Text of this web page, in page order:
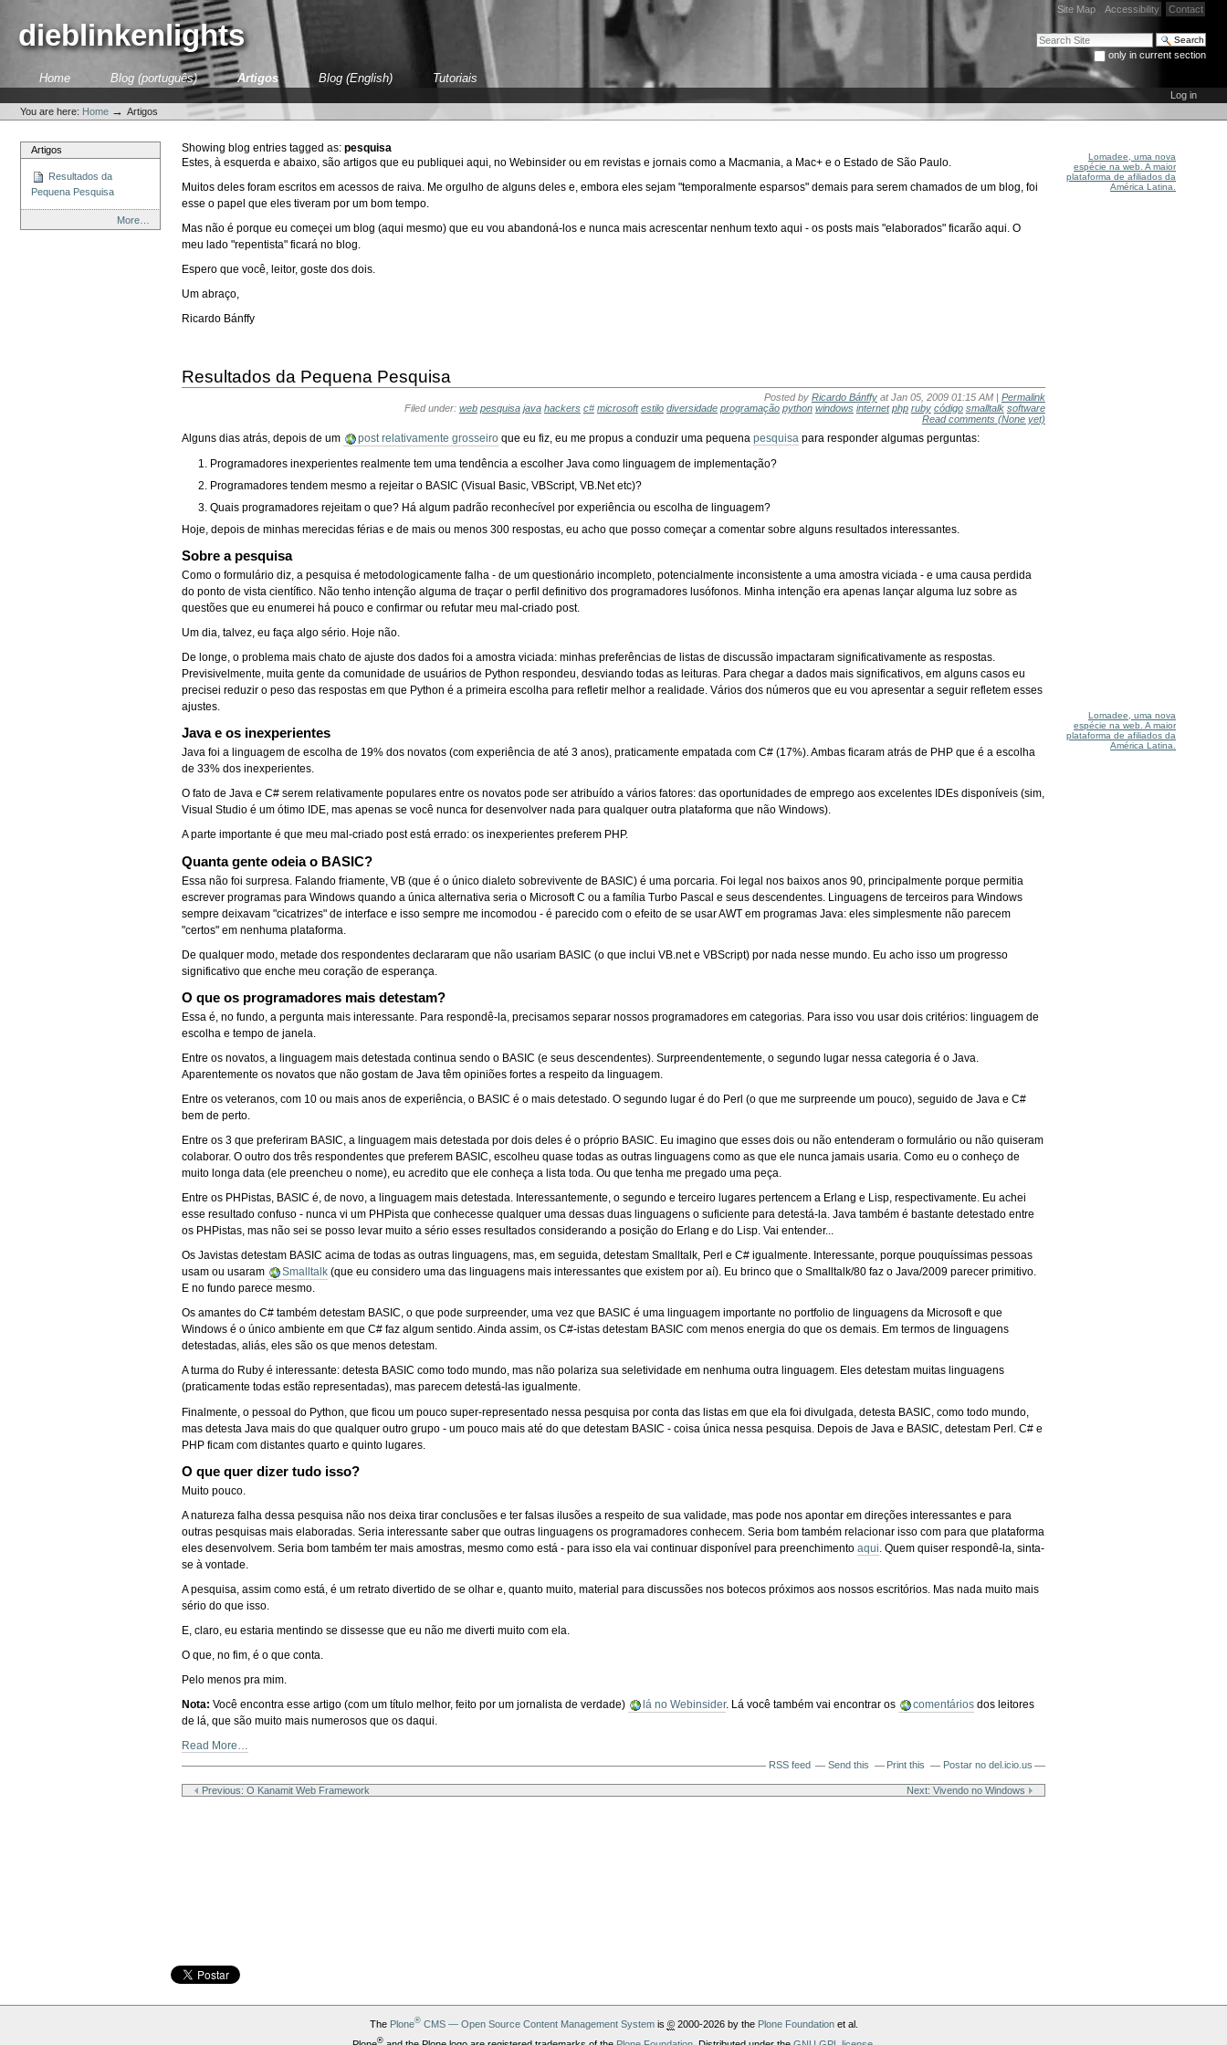
content.
Site Map Accessibility Contact
Search Site
only in current section
Advanced Search…
dieblinkenlights
SectionsHome Blog (português) Artigos Blog (English) Tutoriais
tools
Log in
You are here: Home →Artigos
Artigos
Resultados da
Pequena Pesquisa
More…
Showing blog entries tagged as:pesquisa
Estes, à esquerda e abaixo, são artigos que eu publiquei aqui, no Webinsider ou em revistas e jornais como a Macmania, a Mac+ e o Estado de São Paulo.
Muitos deles foram escritos em acessos de raiva. Me orgulho de alguns deles e, embora eles sejam "temporalmente esparsos" demais para serem chamados de um blog, foi
esse o papel que eles tiveram por um bom tempo.
Mas não é porque eu começei um blog (aqui mesmo) que eu vou abandoná-los e nunca mais acrescentar nenhum texto aqui - os posts mais "elaborados" ficarão aqui. O
meu lado "repentista" ficará no blog.
Espero que você, leitor, goste dos dois.
Um abraço,
Ricardo Bánffy
Resultados da Pequena Pesquisa
Posted by Ricardo Bánffy at Jan 05, 2009 01:15 AM | Permalink
Filed under: web pesquisa java hackers c# microsoft estilo diversidade programação python windows internet php ruby código smalltalk software
Read comments (None yet)
Alguns dias atrás, depois de um post relativamente grosseiro que eu fiz, eu me propus a conduzir uma pequenapesquisa para responder algumas perguntas:
Programadores inexperientes realmente tem uma tendência a escolher Java como linguagem de implementação?
Programadores tendem mesmo a rejeitar o BASIC (Visual Basic, VBScript, VB.Net etc)?
Quais programadores rejeitam o que? Há algum padrão reconhecível por experiência ou escolha de linguagem?
Hoje, depois de minhas merecidas férias e de mais ou menos 300 respostas, eu acho que posso começar a comentar sobre alguns resultados interessantes.
Sobre a pesquisa
Como o formulário diz, a pesquisa é metodologicamente falha - de um questionário incompleto, potencialmente inconsistente a uma amostra viciada - e uma causa perdida
do ponto de vista científico. Não tenho intenção alguma de traçar o perfil definitivo dos programadores lusófonos. Minha intenção era apenas lançar alguma luz sobre as
questões que eu enumerei há pouco e confirmar ou refutar meu mal-criado post.
Um dia, talvez, eu faça algo sério. Hoje não.
De longe, o problema mais chato de ajuste dos dados foi a amostra viciada: minhas preferências de listas de discussão impactaram significativamente as respostas.
Previsivelmente, muita gente da comunidade de usuários de Python respondeu, desviando todas as leituras. Para chegar a dados mais significativos, em alguns casos eu
precisei reduzir o peso das respostas em que Python é a primeira escolha para refletir melhor a realidade. Vários dos números que eu vou apresentar a seguir refletem esses
ajustes.
Java e os inexperientes
Java foi a linguagem de escolha de 19% dos novatos (com experiência de até 3 anos), praticamente empatada com C# (17%). Ambas ficaram atrás de PHP que é a escolha
de 33% dos inexperientes.
O fato de Java e C# serem relativamente populares entre os novatos pode ser atribuído a vários fatores: das oportunidades de emprego aos excelentes IDEs disponíveis (sim,
Visual Studio é um ótimo IDE, mas apenas se você nunca for desenvolver nada para qualquer outra plataforma que não Windows).
A parte importante é que meu mal-criado post está errado: os inexperientes preferem PHP.
Quanta gente odeia o BASIC?
Essa não foi surpresa. Falando friamente, VB (que é o único dialeto sobrevivente de BASIC) é uma porcaria. Foi legal nos baixos anos 90, principalmente porque permitia
escrever programas para Windows quando a única alternativa seria o Microsoft C ou a família Turbo Pascal e seus descendentes. Linguagens de terceiros para Windows
sempre deixavam "cicatrizes" de interface e isso sempre me incomodou - é parecido com o efeito de se usar AWT em programas Java: eles simplesmente não parecem
"certos" em nenhuma plataforma.
De qualquer modo, metade dos respondentes declararam que não usariam BASIC (o que inclui VB.net e VBScript) por nada nesse mundo. Eu acho isso um progresso
significativo que enche meu coração de esperança.
O que os programadores mais detestam?
Essa é, no fundo, a pergunta mais interessante. Para respondê-la, precisamos separar nossos programadores em categorias. Para isso vou usar dois critérios: linguagem de
escolha e tempo de janela.
Entre os novatos, a linguagem mais detestada continua sendo o BASIC (e seus descendentes). Surpreendentemente, o segundo lugar nessa categoria é o Java.
Aparentemente os novatos que não gostam de Java têm opiniões fortes a respeito da linguagem.
Entre os veteranos, com 10 ou mais anos de experiência, o BASIC é o mais detestado. O segundo lugar é do Perl (o que me surpreende um pouco), seguido de Java e C#
bem de perto.
Entre os 3 que preferiram BASIC, a linguagem mais detestada por dois deles é o próprio BASIC. Eu imagino que esses dois ou não entenderam o formulário ou não quiseram
colaborar. O outro dos três respondentes que preferem BASIC, escolheu quase todas as outras linguagens como as que ele nunca jamais usaria. Como eu o conheço de
muito longa data (ele preencheu o nome), eu acredito que ele conheça a lista toda. Ou que tenha me pregado uma peça.
Entre os PHPistas, BASIC é, de novo, a linguagem mais detestada. Interessantemente, o segundo e terceiro lugares pertencem a Erlang e Lisp, respectivamente. Eu achei
esse resultado confuso - nunca vi um PHPista que conhecesse qualquer uma dessas duas linguagens o suficiente para detestá-la. Java também é bastante detestado entre
os PHPistas, mas não sei se posso levar muito a sério esses resultados considerando a posição do Erlang e do Lisp. Vai entender...
Os Javistas detestam BASIC acima de todas as outras linguagens, mas, em seguida, detestam Smalltalk, Perl e C# igualmente. Interessante, porque pouquíssimas pessoas
usam ou usaram
Smalltalk (que eu considero uma das linguagens mais interessantes que existem por aí). Eu brinco que o Smalltalk/80 faz o Java/2009 parecer primitivo.
E no fundo parece mesmo.
Os amantes do C# também detestam BASIC, o que pode surpreender, uma vez que BASIC é uma linguagem importante no portfolio de linguagens da Microsoft e que
Windows é o único ambiente em que C# faz algum sentido. Ainda assim, os C#-istas detestam BASIC com menos energia do que os demais. Em termos de linguagens
detestadas, aliás, eles são os que menos detestam.
A turma do Ruby é interessante: detesta BASIC como todo mundo, mas não polariza sua seletividade em nenhuma outra linguagem. Eles detestam muitas linguagens
(praticamente todas estão representadas), mas parecem detestá-las igualmente.
Finalmente, o pessoal do Python, que ficou um pouco super-representado nessa pesquisa por conta das listas em que ela foi divulgada, detesta BASIC, como todo mundo,
mas detesta Java mais do que qualquer outro grupo - um pouco mais até do que detestam BASIC - coisa única nessa pesquisa. Depois de Java e BASIC, detestam Perl. C# e
PHP ficam com distantes quarto e quinto lugares.
O que quer dizer tudo isso?
Muito pouco.
A natureza falha dessa pesquisa não nos deixa tirar conclusões e ter falsas ilusões a respeito de sua validade, mas pode nos apontar em direções interessantes e para
outras pesquisas mais elaboradas. Seria interessante saber que outras linguagens os programadores conhecem. Seria bom também relacionar isso com para que plataforma
eles desenvolvem. Seria bom também ter mais amostras, mesmo como está - para isso ela vai continuar disponível para preenchimentoaqui . Quem quiser respondê-la, sinta-
se à vontade.
A pesquisa, assim como está, é um retrato divertido de se olhar e, quanto muito, material para discussões nos botecos próximos aos nossos escritórios. Mas nada muito mais
sério do que isso.
E, claro, eu estaria mentindo se dissesse que eu não me diverti muito com ela.
O que, no fim, é o que conta.
Pelo menos pra mim.
Nota: Você encontra esse artigo (com um título melhor, feito por um jornalista de verdade) lá no Webinsider. Lá você também vai encontrar os comentários dos leitores
de lá, que são muito mais numerosos que os daqui.
Read More…
Actions
RSS feed Send this Print this Postar no del.icio.us
Previous: O Kanamit Web Framework Next: Vivendo no Windows
Lomadee, uma nova
espécie na web. A maior
plataforma de afiliados da
América Latina.
Lomadee, uma nova
espécie na web. A maior
plataforma de afiliados da
América Latina.
The Plone®CMS — Open Source Content Management Systemis ©2000-2026 by the Plone Foundationet al.
®